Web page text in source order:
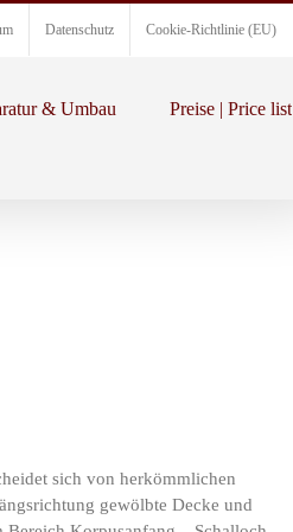
Datenschutz Cookie-Richtlinie (EU)
& Umbau Preise | Price list
sich von herkömmlichen
gewölbte Decke und